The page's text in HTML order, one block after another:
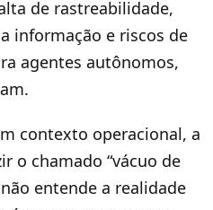
de rastreabilidade,
informação e riscos de
agentes autônomos,
contexto operacional, a
o chamado “vácuo de
entende a realidade